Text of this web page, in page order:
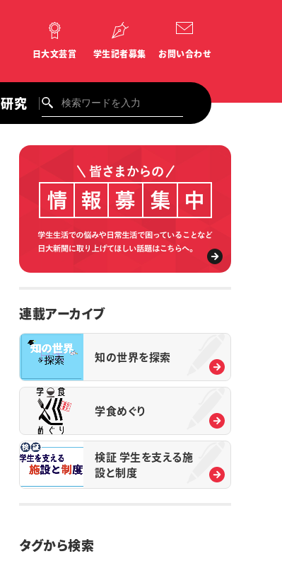
日大文芸賞 学生記者募集 お問い合わせ
研究
連載アーカイブ
知の世界を探索
学食めぐり
検証 学生を支える施
設と制度
タグから検索